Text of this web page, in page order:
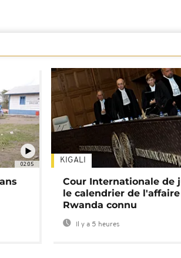
02:05 KIGALI
Cour Internationale de
le calendrier de l'affaire
Rwanda connu
Il y a 5 heures